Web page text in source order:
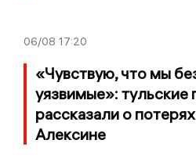
06/08 17:20
«Чувствую, что мы
уязвимые»:
рассказали о
Алексине